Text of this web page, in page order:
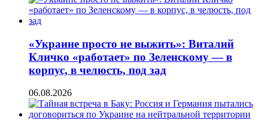
«Украине просто не выжить»: Виталий
Кличко «работает» по Зеленскому — в
корпус, в челюсть, под зад
06.08.2026